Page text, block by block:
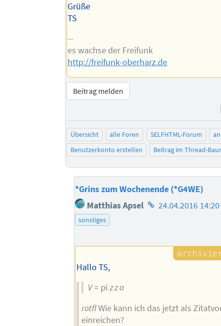
Grüße
TS
--
es wachse der Freifunk
http://freifunk-oberharz.de
Beitrag melden
Übersicht alle Foren SELFHTML-Forum
Benutzerkonto erstellen
Beitrag im Thread-
*Grins zum Wochenende (*G4WE)
Matthias Apsel Homepage
24.04.2016 14:20
sonstiges
Hallo TS,
V= pi z z a
rotflWie kann ich das jetzt als
einreichen?